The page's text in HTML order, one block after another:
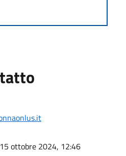
ottobre 2024, 12:46